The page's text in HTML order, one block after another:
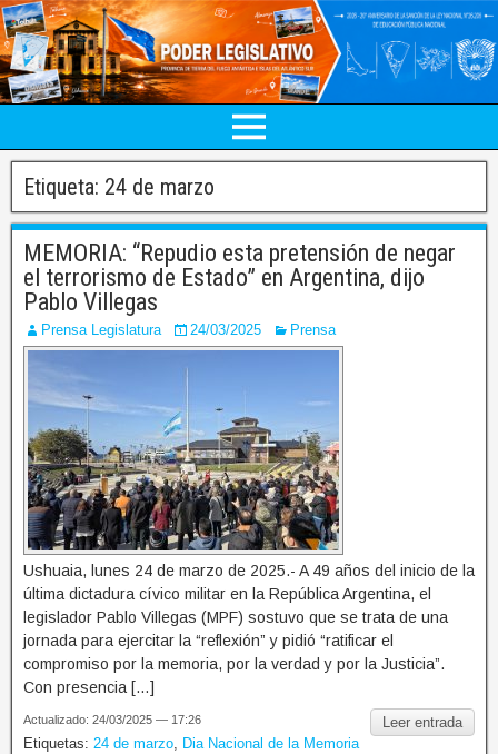
Etiqueta: 24 de marzo
MEMORIA: “Repudio esta pretensión de negar
el terrorismo de Estado” en Argentina, dijo
Pablo Villegas
Prensa Legislatura 24/03/2025 Prensa
Ushuaia, lunes 24 de marzo de 2025.- A 49 años del inicio de la
última dictadura cívico militar en la República Argentina, el
legislador Pablo Villegas (MPF) sostuvo que se trata de una
jornada para ejercitar la “reflexión” y pidió “ratificar el
compromiso por la memoria, por la verdad y por la Justicia”.
Con presencia […]
Leer entrada
Actualizado: 24/03/2025 — 17:26
Etiquetas: 24 de marzo
Dia Nacional de la Memoria